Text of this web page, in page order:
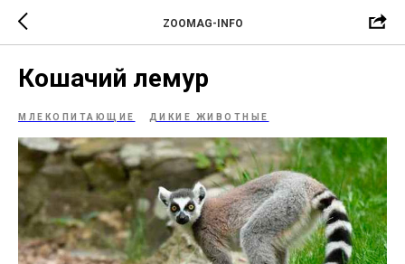
ZOOMAG-INFO
Кошачий лемур
МЛЕКОПИТАЮЩИЕ ДИКИЕ ЖИВОТНЫЕ